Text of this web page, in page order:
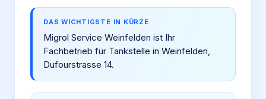
DAS WICHTIGSTE IN KÜRZE
Migrol Service Weinfelden ist Ihr
Fachbetrieb für Tankstelle in Weinfelden,
Dufourstrasse 14.